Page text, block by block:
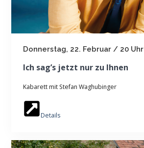
Donnerstag, 22. Februar / 20 Uhr
Ich sag’s jetzt nur zu Ihnen
Kabarett mit Stefan Waghubinger
Details